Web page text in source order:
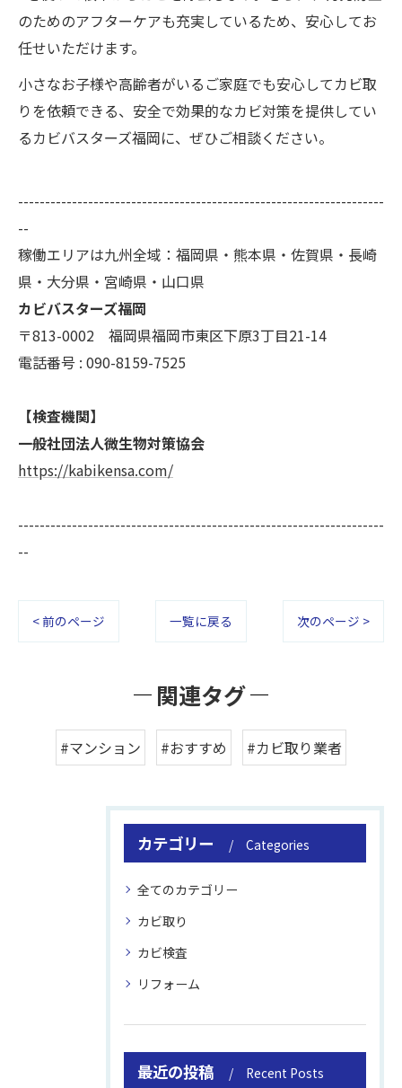
のためのアフターケアも充実しているため、安心してお
任せいただけます。
小さなお子様や高齢者がいるご家庭でも安心してカビ取
りを依頼できる、安全で効果的なカビ対策を提供してい
るカビバスターズ福岡に、ぜひご相談ください。
--------------------------------------------------------------------
--
稼働エリアは九州全域：福岡県・熊本県・佐賀県・長崎
県・大分県・宮崎県・山口県
カビバスターズ福岡
〒813-0002 福岡県福岡市東区下原3丁目21-14
電話番号 : 090-8159-7525
【検査機関】
一般社団法人微生物対策協会
https://kabikensa.com/
--------------------------------------------------------------------
--
< 前のページ 一覧に戻る 次のページ >
関連タグ
#マンション #おすすめ #カビ取り業者
カテゴリー Categories
全てのカテゴリー
カビ取り
カビ検査
リフォーム
最近の投稿 Recent Posts